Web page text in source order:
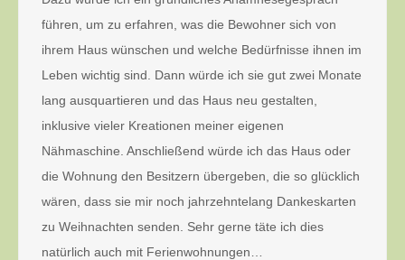
führen, um zu erfahren, was die Bewohner sich von
ihrem Haus wünschen und welche Bedürfnisse ihnen im
Leben wichtig sind. Dann würde ich sie gut zwei Monate
lang ausquartieren und das Haus neu gestalten,
inklusive vieler Kreationen meiner eigenen
Nähmaschine. Anschließend würde ich das Haus oder
die Wohnung den Besitzern übergeben, die so glücklich
wären, dass sie mir noch jahrzehntelang Dankeskarten
zu Weihnachten senden. Sehr gerne täte ich dies
natürlich auch mit Ferienwohnungen…